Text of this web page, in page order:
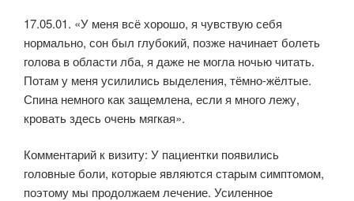
17.05.01. «У меня всё хорошо, я чувствую себя
нормально, сон был глубокий, позже начинает болеть
голова в области лба, я даже не могла ночью читать.
Потам у меня усилились выделения, тёмно-жёлтые.
Спина немного как защемлена, если я много лежу,
кровать здесь очень мягкая».
Комментарий к визиту: У пациентки появились
головные боли, которые являются старым симптомом,
поэтому мы продолжаем лечение. Усиленное